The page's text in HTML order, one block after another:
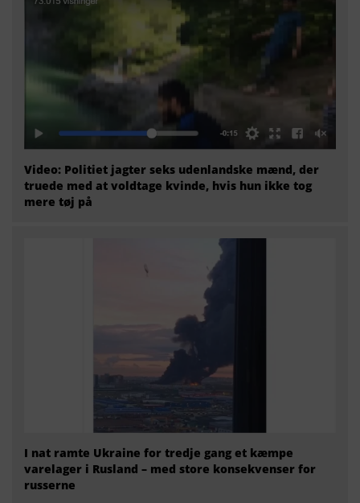
Video: Politiet jagter seks udenlandske mænd, der
truede med at voldtage kvinde, hvis hun ikke tog
mere tøj på
I nat ramte Ukraine for tredje gang et kæmpe
varelager i Rusland – med store konsekvenser for
russerne